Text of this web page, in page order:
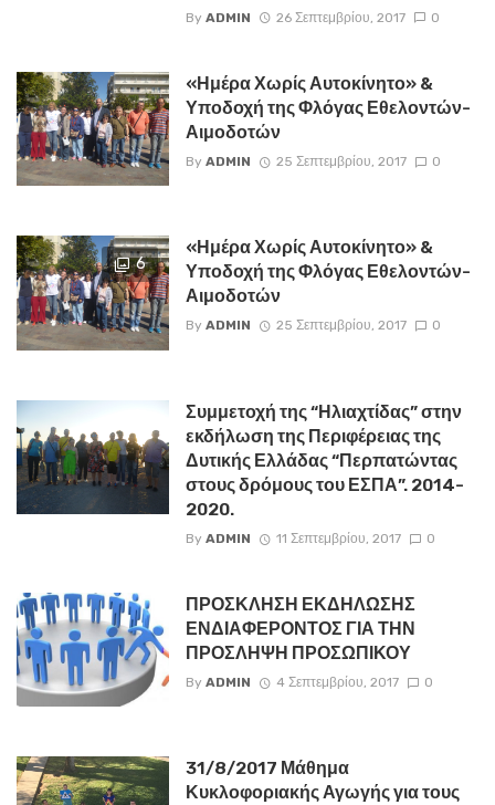
By ADMIN 26 Σεπτεμβρίου, 2017 0
«Ημέρα Χωρίς Αυτοκίνητο» &
Υποδοχή της Φλόγας Εθελοντών-
Αιμοδοτών
By ADMIN 25 Σεπτεμβρίου, 2017 0
6
«Ημέρα Χωρίς Αυτοκίνητο» &
Υποδοχή της Φλόγας Εθελοντών-
Αιμοδοτών
By ADMIN 25 Σεπτεμβρίου, 2017 0
Συμμετοχή της “Ηλιαχτίδας” στην
εκδήλωση της Περιφέρειας της
Δυτικής Ελλάδας “Περπατώντας
στους δρόμους του ΕΣΠΑ”. 2014-
2020.
By ADMIN 11 Σεπτεμβρίου, 2017 0
ΠΡΟΣΚΛΗΣΗ ΕΚΔΗΛΩΣΗΣ
ΕΝΔΙΑΦΕΡΟΝΤΟΣ ΓΙΑ ΤΗΝ
ΠΡΟΣΛΗΨΗ ΠΡΟΣΩΠΙΚΟΥ
By ADMIN 4 Σεπτεμβρίου, 2017 0
31/8/2017 Μάθημα
Κυκλοφοριακής Αγωγής για τους